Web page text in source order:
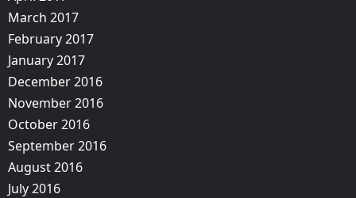
March 2017
February 2017
January 2017
December 2016
November 2016
October 2016
September 2016
August 2016
July 2016